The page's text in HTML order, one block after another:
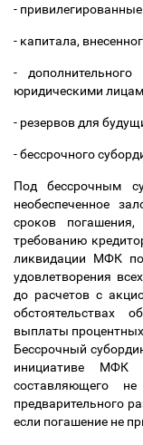
-
- капитала,
-
юридическими
- резервов для
- бессрочного
Под бессрочным
необеспеченное
сроков
требованию
ликвидации МФК
удовлетворения
до расчетов с
выплаты
Бессрочный
инициативе МФК
составляющего
предварительного
если погашение не